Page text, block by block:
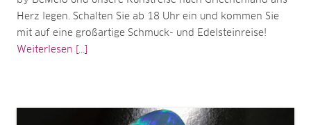
Herz legen. Schalten Sie ab 18 Uhr ein und kommen Sie
mit auf eine großartige Schmuck- und Edelsteinreise!
Weiterlesen [...]